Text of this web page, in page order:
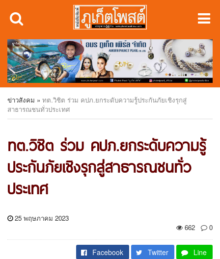
ข่าวสังคม » ทต.วิชิต ร่วม คปภ.ยกระดับความรู้ประกันภัยเชิงรุกสู่
สาธารณชนทั่วประเทศ
ทต.วิชิต ร่วม คปภ.ยกระดับความรู้
ประกันภัยเชิงรุกสู่สาธารณชนทั่ว
ประเทศ
25 พฤษภาคม 2023
662
0
Facebook Twitter Line